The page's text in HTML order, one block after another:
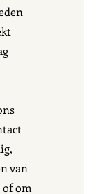
van
om